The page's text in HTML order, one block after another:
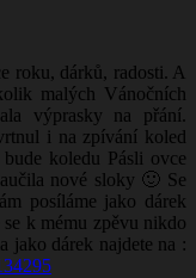
roku, dárků, radosti. A
malých Vánočních
výprasky na přání.
i na zpívání koled
koledu Pásli ovce
nové sloky 🙂 Se
posíláme jako dárek
k mému zpěvu nikdo
jako dárek najdete na :